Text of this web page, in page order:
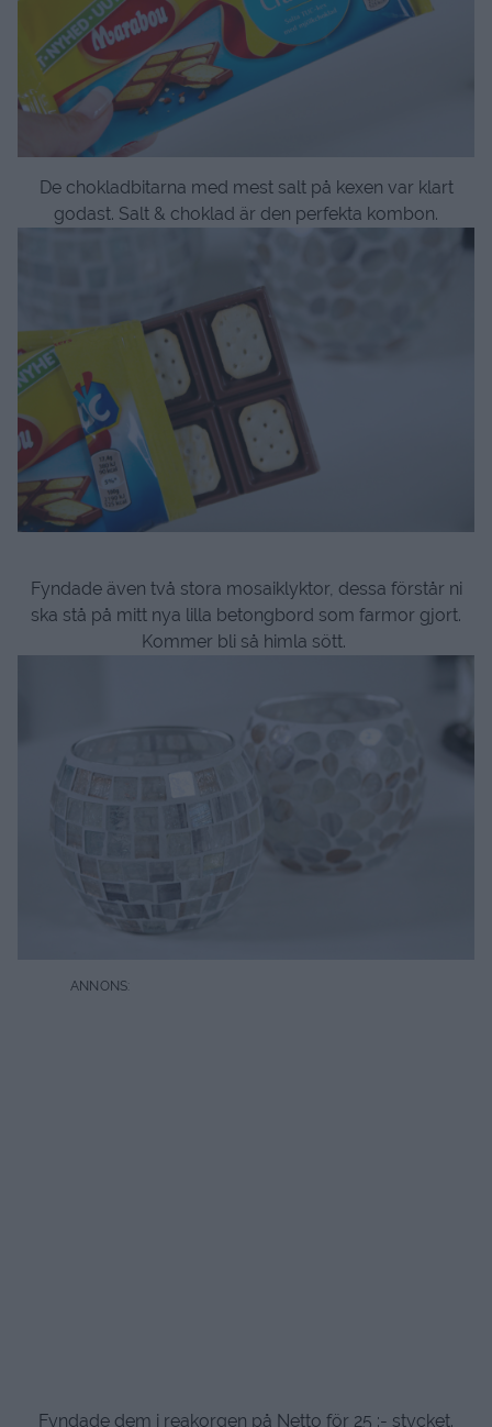
De chokladbitarna med mest salt på kexen var klart
godast. Salt & choklad är den perfekta kombon.
Fyndade även två stora mosaiklyktor, dessa förstår ni
ska stå på mitt nya lilla betongbord som farmor gjort.
Kommer bli så himla sött.
Fyndade dem i reakorgen på Netto för 25 :- stycket.